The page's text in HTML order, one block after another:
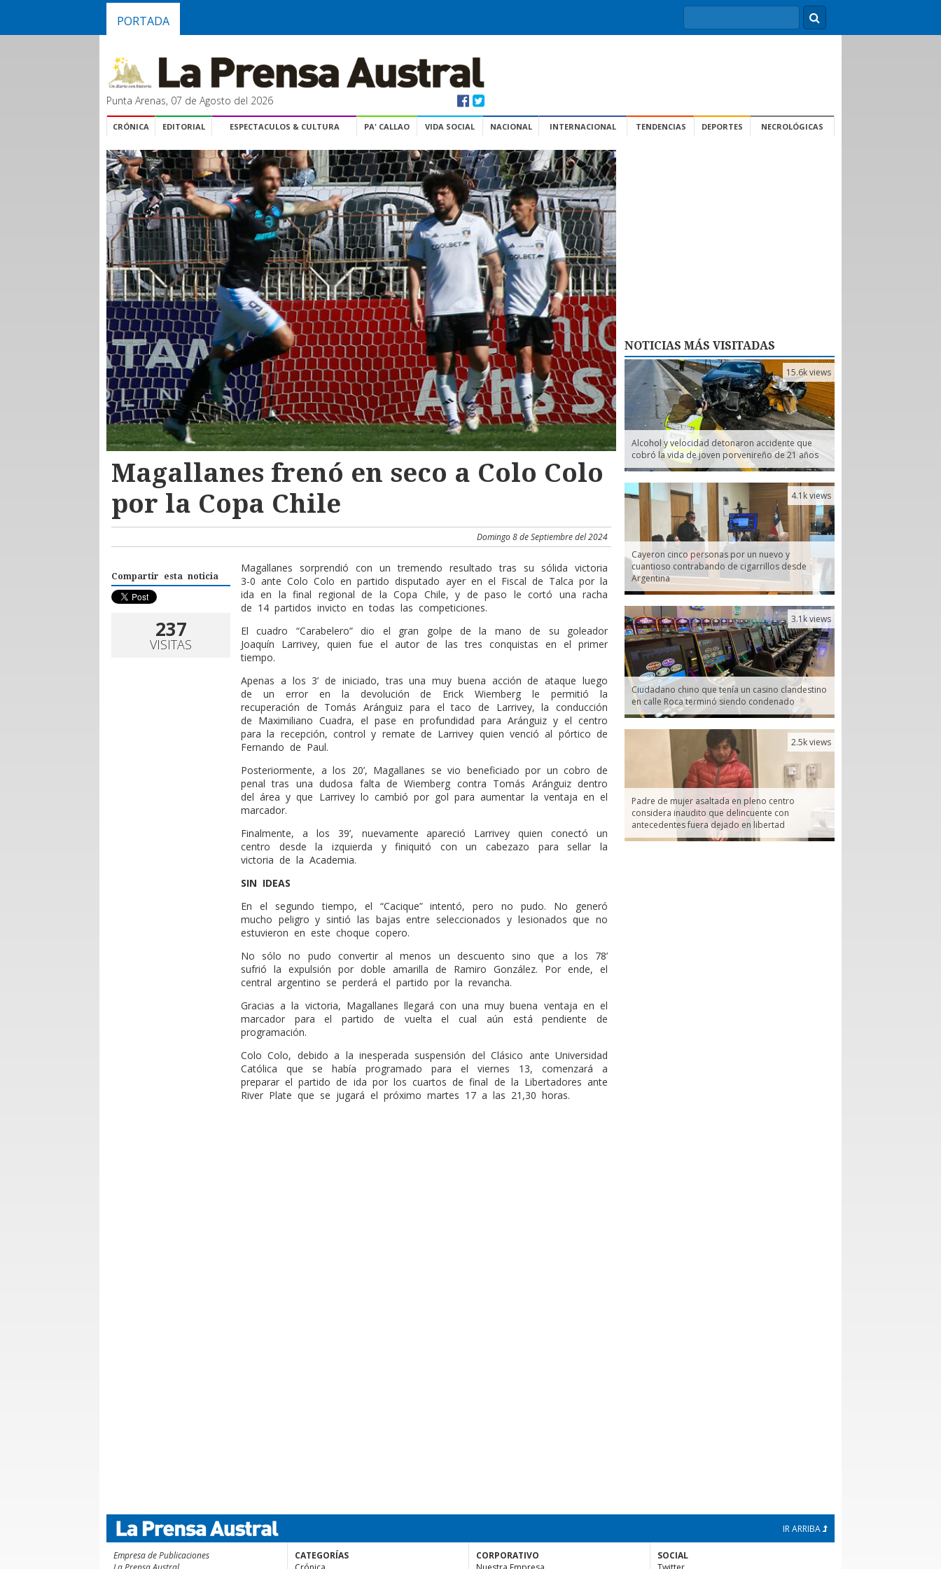
PORTADA
Punta Arenas, 07 de Agosto del 2026
CRÓNICA EDITORIAL ESPECTACULOS & CULTURA PA' CALLAO VIDA SOCIAL NACIONAL INTERNACIONAL TENDENCIAS DEPORTES NECROLÓGICAS
Magallanes frenó en seco a Colo Colo
por la Copa Chile
Domingo 8 de Septiembre del 2024
Compartir esta noticia
237
VISITAS
Magallanes sorprendió con un tremendo resultado tras su sólida victoria
3-0 ante Colo Colo en partido disputado ayer en el Fiscal de Talca por la
ida en la final regional de la Copa Chile, y de paso le cortó una racha
de 14 partidos invicto en todas las competiciones.
El cuadro “Carabelero” dio el gran golpe de la mano de su goleador
Joaquín Larrivey, quien fue el autor de las tres conquistas en el primer
tiempo.
Apenas a los 3’ de iniciado, tras una muy buena acción de ataque luego
de un error en la devolución de Erick Wiemberg le permitió la
recuperación de Tomás Aránguiz para el taco de Larrivey, la conducción
de Maximiliano Cuadra, el pase en profundidad para Aránguiz y el centro
para la recepción, control y remate de Larrivey quien venció al pórtico de
Fernando de Paul.
Posteriormente, a los 20’, Magallanes se vio beneficiado por un cobro de
penal tras una dudosa falta de Wiemberg contra Tomás Aránguiz dentro
del área y que Larrivey lo cambió por gol para aumentar la ventaja en el
marcador.
Finalmente, a los 39’, nuevamente apareció Larrivey quien conectó un
centro desde la izquierda y finiquitó con un cabezazo para sellar la
victoria de la Academia.
SIN IDEAS
En el segundo tiempo, el “Cacique” intentó, pero no pudo. No generó
mucho peligro y sintió las bajas entre seleccionados y lesionados que no
estuvieron en este choque copero.
No sólo no pudo convertir al menos un descuento sino que a los 78’
sufrió la expulsión por doble amarilla de Ramiro González. Por ende, el
central argentino se perderá el partido por la revancha.
Gracias a la victoria, Magallanes llegará con una muy buena ventaja en el
marcador para el partido de vuelta el cual aún está pendiente de
programación.
Colo Colo, debido a la inesperada suspensión del Clásico ante Universidad
Católica que se había programado para el viernes 13, comenzará a
preparar el partido de ida por los cuartos de final de la Libertadores ante
River Plate que se jugará el próximo martes 17 a las 21,30 horas.
NOTICIAS MÁS VISITADAS
Alcohol y velocidad detonaron accidente que
cobró la vida de joven porvenireño de 21 años
15.6k views
Cayeron cinco personas por un nuevo y
cuantioso contrabando de cigarrillos desde
Argentina
4.1k views
Ciudadano chino que tenía un casino clandestino
en calle Roca terminó siendo condenado
3.1k views
Padre de mujer asaltada en pleno centro
considera inaudito que delincuente con
antecedentes fuera dejado en libertad
2.5k views
IR ARRIBA
Empresa de Publicaciones
CATEGORÍAS
CORPORATIVO
SOCIAL